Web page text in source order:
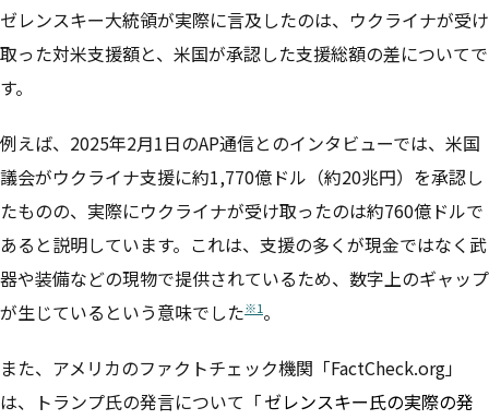
ゼレンスキー大統領が実際に言及したのは、ウクライナが受け
取った対米支援額と、米国が承認した支援総額の差についてで
す。
例えば、2025年2月1日のAP通信とのインタビューでは、米国
議会がウクライナ支援に約1,770億ドル（約20兆円）を承認し
たものの、実際にウクライナが受け取ったのは約760億ドルで
あると説明しています。これは、支援の多くが現金ではなく武
器や装備などの現物で提供されているため、数字上のギャップ
が生じているという意味でした※1。
また、アメリカのファクトチェック機関「FactCheck.org」
は、トランプ氏の発言について「ゼレンスキー氏の実際の発